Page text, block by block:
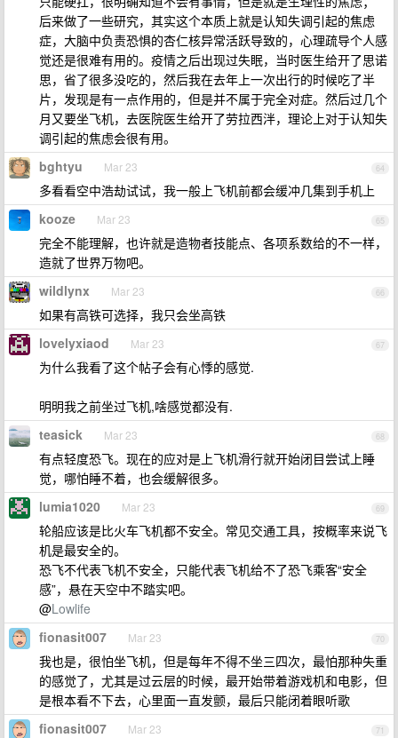
后来做了一些研究，其实这个本质上就是认知失调引起的焦虑
症，大脑中负责恐惧的杏仁核异常活跃导致的，心理疏导个人感
觉还是很难有用的。疫情之后出现过失眠，当时医生给开了思诺
思，省了很多没吃的，然后我在去年上一次出行的时候吃了半
片，发现是有一点作用的，但是并不属于完全对症。然后过几个
月又要坐飞机，去医院医生给开了劳拉西泮，理论上对于认知失
调引起的焦虑会很有用。
64
bghtyu Mar 23
多看看空中浩劫试试，我一般上飞机前都会缓冲几集到手机上
65
kooze Mar 23
完全不能理解，也许就是造物者技能点、各项系数给的不一样，
造就了世界万物吧。
66
wildlynx Mar 23
如果有高铁可选择，我只会坐高铁
67
lovelyxiaod Mar 23
为什么我看了这个帖子会有心悸的感觉.
明明我之前坐过飞机,啥感觉都没有.
68
teasick Mar 23
有点轻度恐飞。现在的应对是上飞机滑行就开始闭目尝试上睡
觉，哪怕睡不着，也会缓解很多。
69
lumia1020 Mar 23
轮船应该是比火车飞机都不安全。常见交通工具，按概率来说飞
机是最安全的。
恐飞不代表飞机不安全，只能代表飞机给不了恐飞乘客“安全
感”，悬在天空中不踏实吧。
@Lowlife
70
fionasit007 Mar 23
我也是，很怕坐飞机，但是每年不得不坐三四次，最怕那种失重
的感觉了，尤其是过云层的时候，最开始带着游戏机和电影，但
是根本看不下去，心里面一直发颤，最后只能闭着眼听歌
71
fionasit007 Mar 23